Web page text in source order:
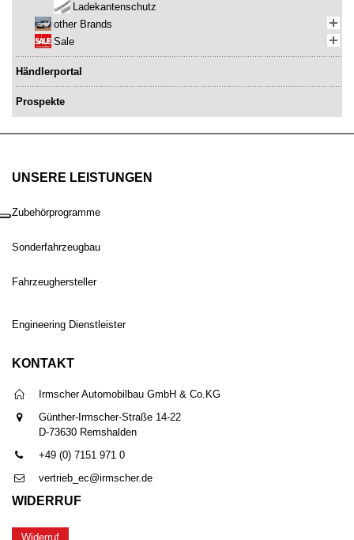
Ladekantenschutz
other Brands
Sale
Händlerportal
Prospekte
UNSERE LEISTUNGEN
Zubehörprogramme
Sonderfahrzeugbau
Fahrzeughersteller
Engineering Dienstleister
KONTAKT
Irmscher Automobilbau GmbH & Co.KG
Günther-Irmscher-Straße 14-22
D-73630 Remshalden
+49 (0) 7151 971 0
vertrieb_ec@irmscher.de
WIDERRUF
Widerruf